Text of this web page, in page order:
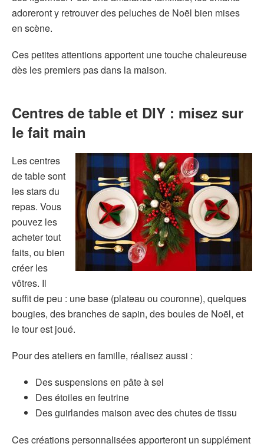
adoreront y retrouver des peluches de Noël bien mises
en scène.
Ces petites attentions apportent une touche chaleureuse
dès les premiers pas dans la maison.
Centres de table et DIY : misez sur
le fait main
Les centres
de table sont
les stars du
repas. Vous
pouvez les
acheter tout
faits, ou bien
créer les
vôtres. Il
suffit de peu : une base (plateau ou couronne), quelques
bougies, des branches de sapin, des boules de Noël, et
le tour est joué.
Pour des ateliers en famille, réalisez aussi :
Des suspensions en pâte à sel
Des étoiles en feutrine
Des guirlandes maison avec des chutes de tissu
Ces créations personnalisées apporteront un supplément